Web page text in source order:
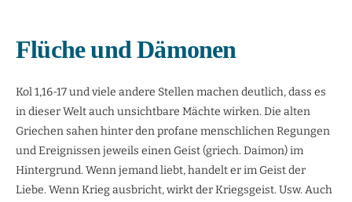
Flüche und Dämonen
Kol 1,16-17 und viele andere Stellen machen deutlich, dass es
in dieser Welt auch unsichtbare Mächte wirken. Die alten
Griechen sahen hinter den profane menschlichen Regungen
und Ereignissen jeweils einen Geist (griech. Daimon) im
Hintergrund. Wenn jemand liebt, handelt er im Geist der
Liebe. Wenn Krieg ausbricht, wirkt der Kriegsgeist. Usw. Auch